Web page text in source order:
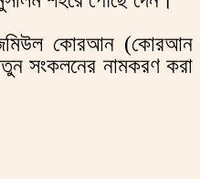
কোরআন (কোরআন
সংকলনের নামকরণ করা